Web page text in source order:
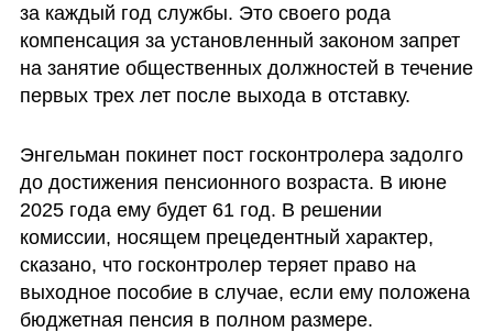
за каждый год службы. Это своего рода
компенсация за установленный законом запрет
на занятие общественных должностей в течение
первых трех лет после выхода в отставку.
Энгельман покинет пост госконтролера задолго
до достижения пенсионного возраста. В июне
2025 года ему будет 61 год. В решении
комиссии, носящем прецедентный характер,
сказано, что госконтролер теряет право на
выходное пособие в случае, если ему положена
бюджетная пенсия в полном размере.